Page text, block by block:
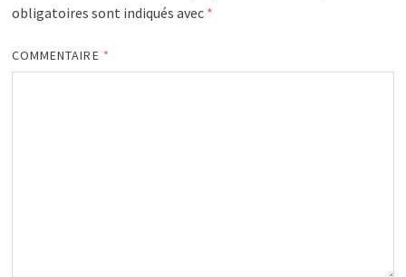
obligatoires sont indiqués avec *
COMMENTAIRE *